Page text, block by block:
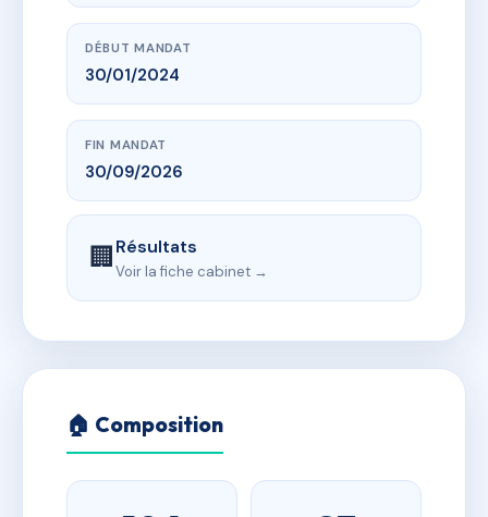
DÉBUT MANDAT
30/01/2024
FIN MANDAT
30/09/2026
🏢Résultats
Voir la fiche cabinet →
🏠 Composition